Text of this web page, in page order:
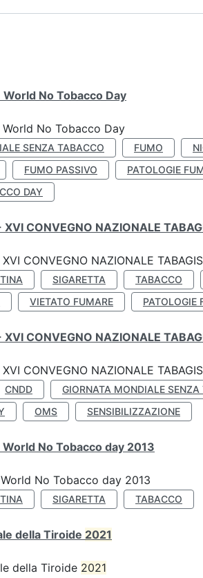
World No Tobacco Day
No Tobacco Day
SENZA TABACCO FUMO
FUMO PASSIVO PATOLOGIE
DAY
CONVEGNO NAZIONALE
CONVEGNO NAZIONALE
SIGARETTA TABACCO
VIETATO FUMARE PATOLOGIE
CONVEGNO NAZIONALE
CONVEGNO NAZIONALE
CNDD GIORNATA MONDIALE SENZA
OMS SENSIBILIZZAZIONE
No Tobacco day 2013
No Tobacco day 2013
SIGARETTA TABACCO
della Tiroide 2021
della Tiroide 2021